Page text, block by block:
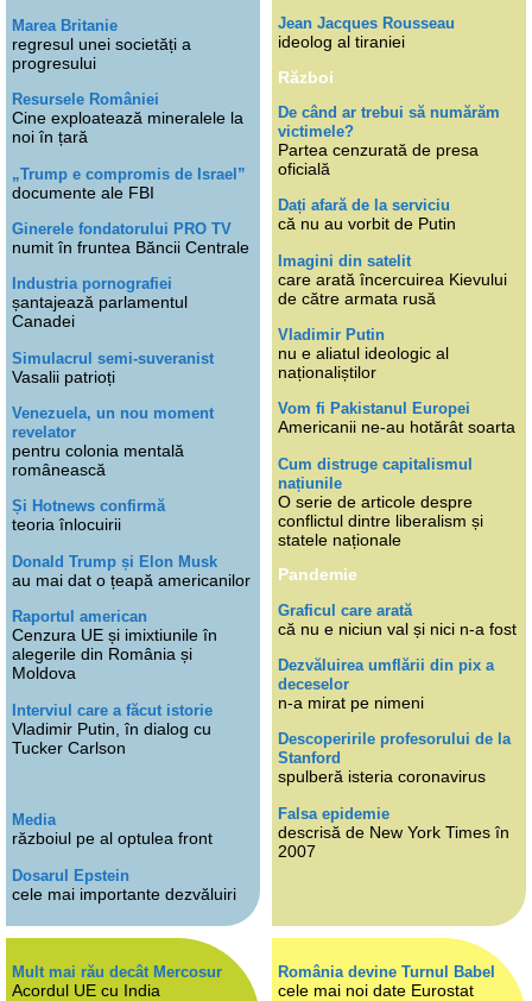
Marea Britanie
regresul unei societăți a
progresului
Resursele României
Cine exploatează mineralele la
noi în țară
„Trump e compromis de Israel”
documente ale FBI
Ginerele fondatorului PRO TV
numit în fruntea Băncii Centrale
Industria pornografiei
șantajează parlamentul
Canadei
Simulacrul semi-suveranist
Vasalii patrioți
Venezuela, un nou moment
revelator
pentru colonia mentală
românească
Și Hotnews confirmă
teoria înlocuirii
Donald Trump și Elon Musk
au mai dat o țeapă americanilor
Raportul american
Cenzura UE și imixtiunile în
alegerile din România și
Moldova
Interviul care a făcut istorie
Vladimir Putin, în dialog cu
Tucker Carlson
Media
războiul pe al optulea front
Dosarul Epstein
cele mai importante dezvăluiri
Jean Jacques Rousseau
ideolog al tiraniei
Război
De când ar trebui să numărăm
victimele?
Partea cenzurată de presa
oficială
Dați afară de la serviciu
că nu au vorbit de Putin
Imagini din satelit
care arată încercuirea Kievului
de către armata rusă
Vladimir Putin
nu e aliatul ideologic al
naționaliștilor
Vom fi Pakistanul Europei
Americanii ne-au hotărât soarta
Cum distruge capitalismul
națiunile
O serie de articole despre
conflictul dintre liberalism și
statele naționale
Pandemie
Graficul care arată
că nu e niciun val și nici n-a fost
Dezvăluirea umflării din pix a
deceselor
n-a mirat pe nimeni
Descoperirile profesorului de la
Stanford
spulberă isteria coronavirus
Falsa epidemie
descrisă de New York Times în
2007
Mult mai rău decât Mercosur
Acordul UE cu India
România devine Turnul Babel
cele mai noi date Eurostat